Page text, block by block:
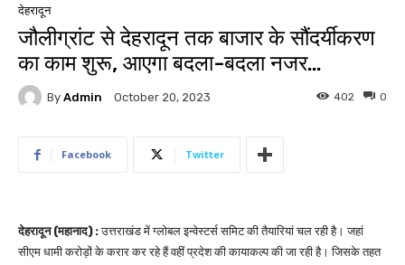
देहरादून
जौलीग्रांट से देहरादून तक बाजार के सौंदर्यीकरण
का काम शुरू, आएगा बदला-बदला नजर…
By Admin October 20, 2023 0
402
Facebook Twitter
देहरादून (महानाद) :उत्तराखंड में ग्लोबल इन्वेस्टर्स समिट की तैयारियां चल रही है। जहां
सीएम धामी करोड़ों के करार कर रहे हैं वहीं प्रदेश की कायाकल्प की जा रही है। जिसके तहत